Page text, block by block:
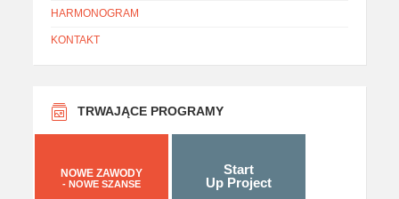
HARMONOGRAM
KONTAKT
TRWAJĄCE PROGRAMY
NOWE ZAWODY
- NOWE SZANSE
Start
Up Project